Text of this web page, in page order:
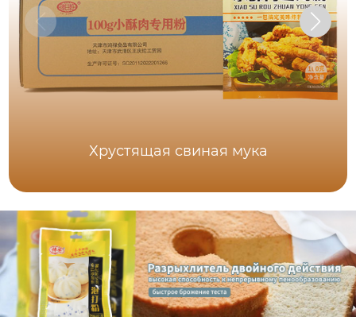
Хрустящая свиная мука